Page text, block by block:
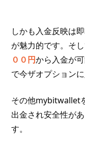
しかも入金反映は
が魅力的です。そ
００円から入金が
で今ザオプション
その他mybitwallet
出金され安全性が
す。